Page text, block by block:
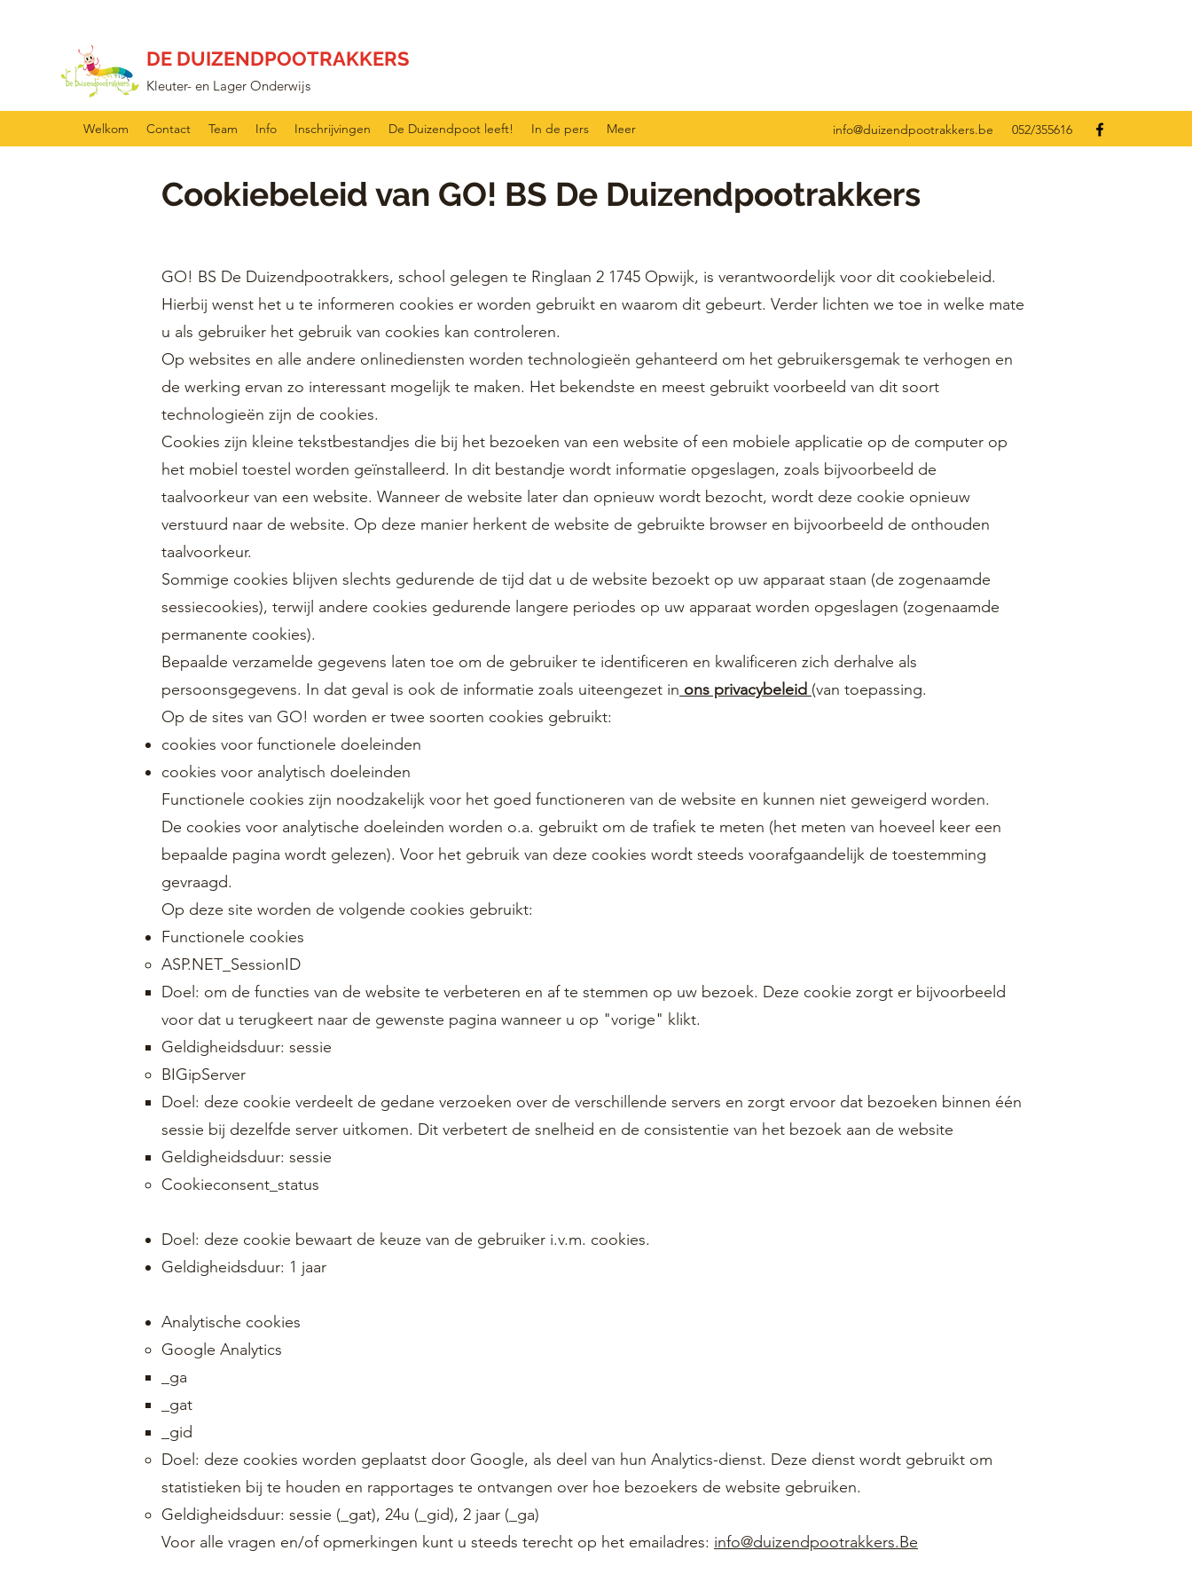
DE DUIZENDPOOTRAKKERS
Kleuter- en Lager Onderwijs
Welkom Contact Team Info Inschrijvingen De Duizendpoot leeft! In de pers Meer info@duizendpootrakkers.be 052/355616
Cookiebeleid van GO! BS De Duizendpootrakkers
GO! BS De Duizendpootrakkers, school gelegen te Ringlaan 2 1745 Opwijk, is verantwoordelijk voor dit cookiebeleid.
Hierbij wenst het u te informeren cookies er worden gebruikt en waarom dit gebeurt. Verder lichten we toe in welke mate
u als gebruiker het gebruik van cookies kan controleren.
Op websites en alle andere onlinediensten worden technologieën gehanteerd om het gebruikersgemak te verhogen en
de werking ervan zo interessant mogelijk te maken. Het bekendste en meest gebruikt voorbeeld van dit soort
technologieën zijn de cookies.
Cookies zijn kleine tekstbestandjes die bij het bezoeken van een website of een mobiele applicatie op de computer op
het mobiel toestel worden geïnstalleerd. In dit bestandje wordt informatie opgeslagen, zoals bijvoorbeeld de
taalvoorkeur van een website. Wanneer de website later dan opnieuw wordt bezocht, wordt deze cookie opnieuw
verstuurd naar de website. Op deze manier herkent de website de gebruikte browser en bijvoorbeeld de onthouden
taalvoorkeur.
Sommige cookies blijven slechts gedurende de tijd dat u de website bezoekt op uw apparaat staan (de zogenaamde
sessiecookies), terwijl andere cookies gedurende langere periodes op uw apparaat worden opgeslagen (zogenaamde
permanente cookies).
Bepaalde verzamelde gegevens laten toe om de gebruiker te identificeren en kwalificeren zich derhalve als
persoonsgegevens. In dat geval is ook de informatie zoals uiteengezet in ons privacybeleid (van toepassing.
Op de sites van GO! worden er twee soorten cookies gebruikt:
cookies voor functionele doeleinden
cookies voor analytisch doeleinden
Functionele cookies zijn noodzakelijk voor het goed functioneren van de website en kunnen niet geweigerd worden.
De cookies voor analytische doeleinden worden o.a. gebruikt om de trafiek te meten (het meten van hoeveel keer een
bepaalde pagina wordt gelezen). Voor het gebruik van deze cookies wordt steeds voorafgaandelijk de toestemming
gevraagd.
Op deze site worden de volgende cookies gebruikt:
Functionele cookies
ASP.NET_SessionID
Doel: om de functies van de website te verbeteren en af te stemmen op uw bezoek. Deze cookie zorgt er bijvoorbeeld
voor dat u terugkeert naar de gewenste pagina wanneer u op "vorige" klikt.
Geldigheidsduur: sessie
BIGipServer
Doel: deze cookie verdeelt de gedane verzoeken over de verschillende servers en zorgt ervoor dat bezoeken binnen één
sessie bij dezelfde server uitkomen. Dit verbetert de snelheid en de consistentie van het bezoek aan de website
Geldigheidsduur: sessie
Cookieconsent_status
Doel: deze cookie bewaart de keuze van de gebruiker i.v.m. cookies.
Geldigheidsduur: 1 jaar
Analytische cookies
Google Analytics
_ga
_gat
_gid
Doel: deze cookies worden geplaatst door Google, als deel van hun Analytics-dienst. Deze dienst wordt gebruikt om
statistieken bij te houden en rapportages te ontvangen over hoe bezoekers de website gebruiken.
Geldigheidsduur: sessie (_gat), 24u (_gid), 2 jaar (_ga)
Voor alle vragen en/of opmerkingen kunt u steeds terecht op het emailadres: info@duizendpootrakkers.Be